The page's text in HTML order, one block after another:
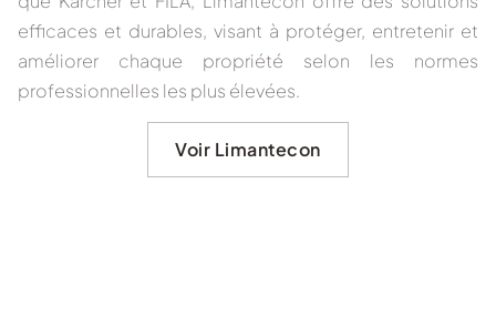
efficaces et durables, visant à protéger, entretenir et
améliorer chaque propriété selon les normes
professionnelles les plus élevées.
Voir Limantecon